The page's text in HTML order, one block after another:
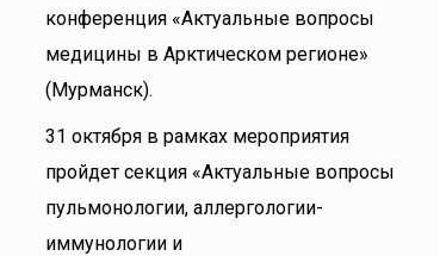
конференция «Актуальные вопросы
медицины в Арктическом регионе»
(Мурманск).
31 октября в рамках мероприятия
пройдет секция «Актуальные вопросы
пульмонологии, аллергологии-
иммунологии и